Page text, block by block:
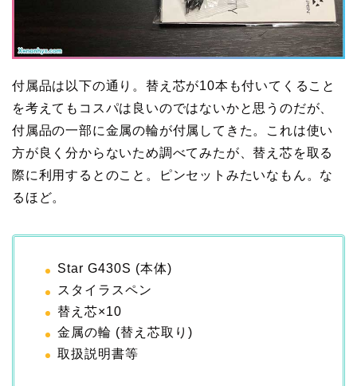
付属品は以下の通り。替え芯が10本も付いてくること
を考えてもコスパは良いのではないかと思うのだが、
付属品の一部に金属の輪が付属してきた。これは使い
方が良く分からないため調べてみたが、替え芯を取る
際に利用するとのこと。ピンセットみたいなもん。な
るほど。
Star G430S (本体)
スタイラスペン
替え芯×10
金属の輪 (替え芯取り)
取扱説明書等